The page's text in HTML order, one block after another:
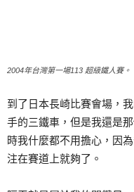
2004年台灣第一場113 超級鐵人賽。
到了日本長崎比賽會場，
手的三鐵車，但是我還是
時我什麼都不用擔心，因
注在賽道上就夠了。